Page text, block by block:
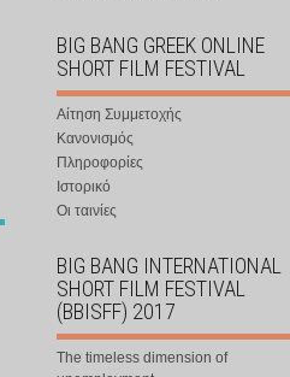
BIG BANG GREEK ONLINE
SHORT FILM FESTIVAL
Αίτηση Συμμετοχής
Κανονισμός
Πληροφορίες
Ιστορικό
Οι ταινίες
BIG BANG INTERNATIONAL
SHORT FILM FESTIVAL
(BBISFF) 2017
The timeless dimension of